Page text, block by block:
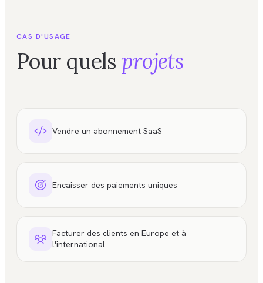
CAS D'USAGE
Pour quelsprojets
Vendre un abonnement SaaS
Encaisser des paiements uniques
Facturer des clients en Europe et à
l'international